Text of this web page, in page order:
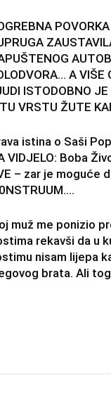
A VIŠE
ISTODOBNO JE
VRSTU ŽUTE
istina o Saši
VIDJELO: Boba
– zar je moguće
muž me ponizio
rekavši da u
nisam lijepa
brata. Ali